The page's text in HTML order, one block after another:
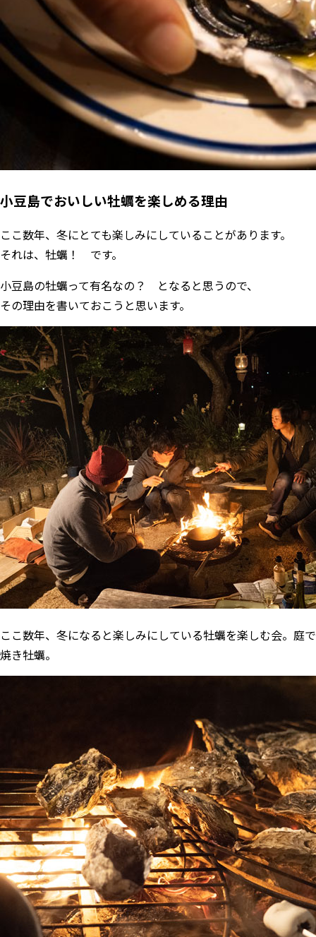
小豆島でおいしい牡蠣を楽しめる理由
ここ数年、冬にとても楽しみにしていることがあります。
それは、牡蠣！ です。
小豆島の牡蠣って有名なの？ となると思うので、
その理由を書いておこうと思います。
ここ数年、冬になると楽しみにしている牡蠣を楽しむ会。庭で
焼き牡蠣。